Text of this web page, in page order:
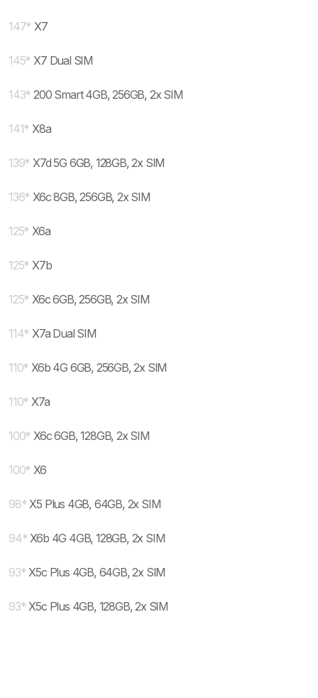
147* X7
145* X7 Dual SIM
143* 200 Smart 4GB, 256GB, 2x SIM
141* X8a
139* X7d 5G 6GB, 128GB, 2x SIM
136* X6c 8GB, 256GB, 2x SIM
125* X6a
125* X7b
125* X6c 6GB, 256GB, 2x SIM
114* X7a Dual SIM
110* X6b 4G 6GB, 256GB, 2x SIM
110* X7a
100* X6c 6GB, 128GB, 2x SIM
100* X6
98* X5 Plus 4GB, 64GB, 2x SIM
94* X6b 4G 4GB, 128GB, 2x SIM
93* X5c Plus 4GB, 64GB, 2x SIM
93* X5c Plus 4GB, 128GB, 2x SIM